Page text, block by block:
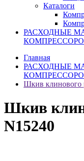
Каталоги
РАСХОДНЫЕ
Главная
РАСХОДНЫЕ
Шкив клинового
Шкив
N15240